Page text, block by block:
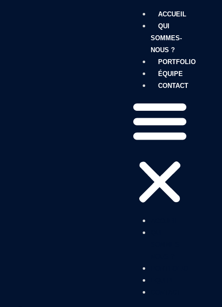
ACCUEIL
QUI
SOMMES-
NOUS ?
PORTFOLIO
ÉQUIPE
CONTACT